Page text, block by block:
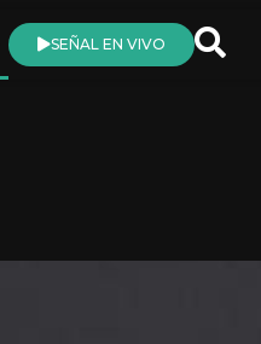
SEÑAL EN VIVO